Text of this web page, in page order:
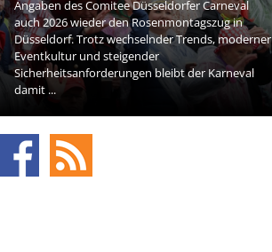
Angaben des Comitee Düsseldorfer Carneval
auch 2026 wieder den Rosenmontagszug in
Düsseldorf. Trotz wechselnder Trends, moderner
Eventkultur und steigender
Sicherheitsanforderungen bleibt der Karneval
damit ...